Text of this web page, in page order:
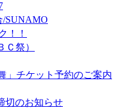
/SUNAMO
！！
Ｃ祭）
」チケット予約のご案内
切のお知らせ